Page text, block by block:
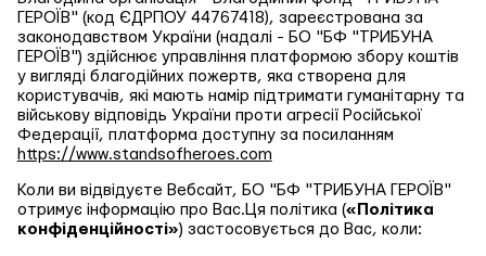
ГЕРОЇВ" (код ЄДРПОУ 44767418), зареєстрована за
законодавством України (надалі - БО "БФ "ТРИБУНА
ГЕРОЇВ") здійснює управління платформою збору коштів
у вигляді благодійних пожертв, яка створена для
користувачів, які мають намір підтримати гуманітарну та
військову відповідь України проти агресії Російської
Федерації, платформа доступну за посиланням
https://www.standsofheroes.com
Коли ви відвідуєте Вебсайт, БО "БФ "ТРИБУНА ГЕРОЇВ"
отримує інформацію про Вас.Ця політика («Політика
конфіденційності») застосовується до Вас, коли: